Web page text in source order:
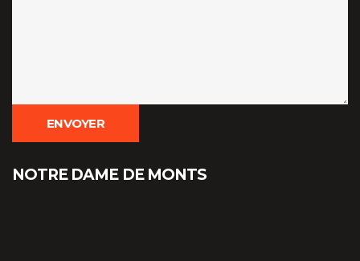
NOTRE DAME DE MONTS